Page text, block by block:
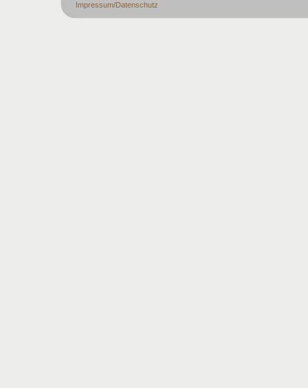
Impressum/Datenschutz